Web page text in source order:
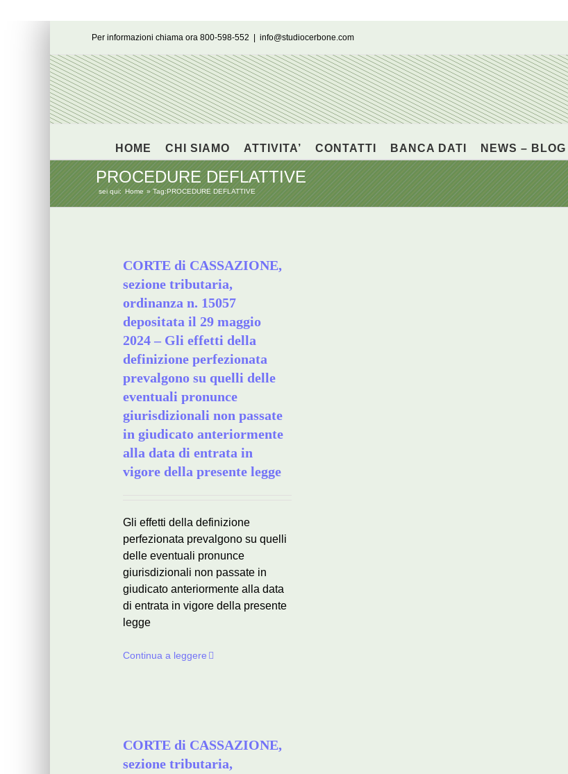
Per informazioni chiama ora 800-598-552 info@studiocerbone.com
HOME CHI SIAMO ATTIVITA’ CONTATTI BANCA DATI NEWS – BLOG
PROCEDURE DEFLATTIVE
sei qui: Home Tag:PROCEDURE DEFLATTIVE
CORTE di CASSAZIONE,
sezione tributaria,
ordinanza n. 15057
depositata il 29 maggio
2024 – Gli effetti della
definizione perfezionata
prevalgono su quelli delle
eventuali pronunce
giurisdizionali non passate
in giudicato anteriormente
alla data di entrata in
vigore della presente legge
Gli effetti della definizione
perfezionata prevalgono su quelli
delle eventuali pronunce
giurisdizionali non passate in
giudicato anteriormente alla data
di entrata in vigore della presente
legge
Continua a leggere
CORTE di CASSAZIONE,
sezione tributaria,